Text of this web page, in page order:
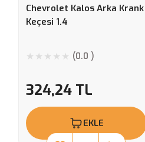
Chevrolet Kalos Arka Krank
Keçesi 1.4
(0.0 )
324,24 TL
EKLE